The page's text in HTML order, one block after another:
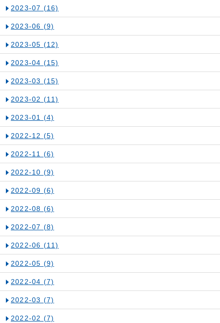
2023-07 (16)
2023-06 (9)
2023-05 (12)
2023-04 (15)
2023-03 (15)
2023-02 (11)
2023-01 (4)
2022-12 (5)
2022-11 (6)
2022-10 (9)
2022-09 (6)
2022-08 (6)
2022-07 (8)
2022-06 (11)
2022-05 (9)
2022-04 (7)
2022-03 (7)
2022-02 (7)